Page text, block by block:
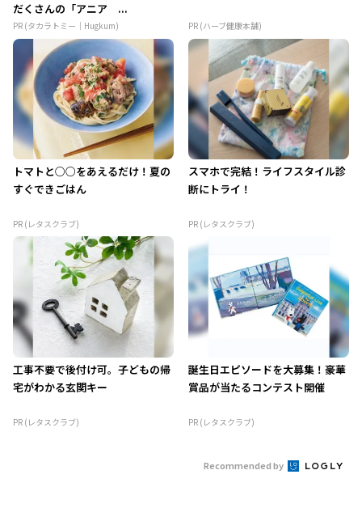
だくさんの「アニア ...
PR (タカラトミー｜Hugkum) PR (ハーブ健康本舗)
トマトと○○をあえるだけ！夏の
すぐできごはん
PR (レタスクラブ)
スマホで完結！ライフスタイル診
断にトライ！
PR (レタスクラブ)
工事不要で後付け可。子どもの帰
宅がわかる玄関キー
PR (レタスクラブ)
誕生日エピソードを大募集！豪華
賞品が当たるコンテスト開催
PR (レタスクラブ)
Recommended by